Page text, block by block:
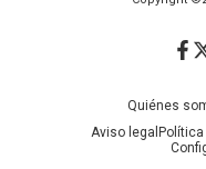
Quiénes
Aviso legal